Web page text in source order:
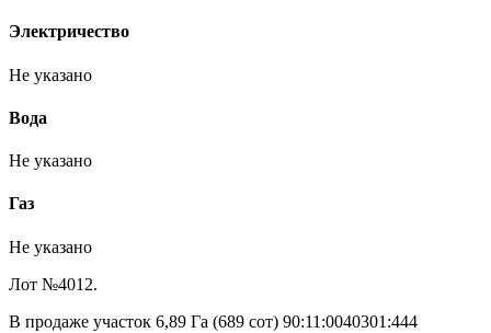
Электричество
Не указано
Вода
Не указано
Газ
Не указано
Лот №4012.
В продаже участок 6,89 Га (689 сот) 90:11:0040301:444